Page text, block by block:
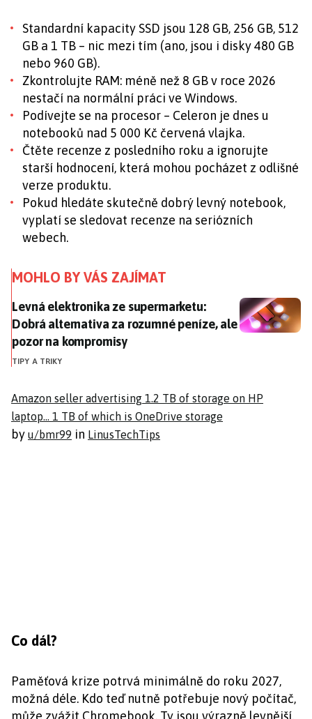
Standardní kapacity SSD jsou 128 GB, 256 GB, 512
GB a 1 TB – nic mezi tím (ano, jsou i disky 480 GB
nebo 960 GB).
Zkontrolujte RAM: méně než 8 GB v roce 2026
nestačí na normální práci ve Windows.
Podívejte se na procesor – Celeron je dnes u
notebooků nad 5 000 Kč červená vlajka.
Čtěte recenze z posledního roku a ignorujte
starší hodnocení, která mohou pocházet z odlišné
verze produktu.
Pokud hledáte skutečně dobrý levný notebook,
vyplatí se sledovat recenze na seriózních
webech.
MOHLO BY VÁS ZAJÍMAT
Levná elektronika ze supermarketu: Dobrá
Levná elektronika ze supermarketu:
Dobrá alternativa za rozumné peníze, ale
pozor na kompromisy
TIPY A TRIKY
Amazon seller advertising 1.2 TB of storage on HP
laptop... 1 TB of which is OneDrive storage
by u/bmr99 in LinusTechTips
Co dál?
Paměťová krize potrvá minimálně do roku 2027,
možná déle. Kdo teď nutně potřebuje nový počítač,
může zvážit Chromebook. Ty jsou výrazně levnější,